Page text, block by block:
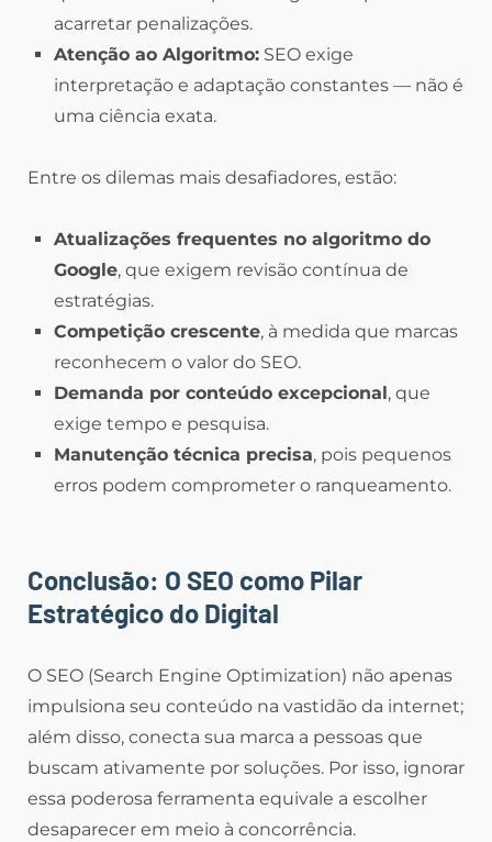
acarretar penalizações.
Atenção ao Algoritmo: SEO exige
interpretação e adaptação constantes — não é
uma ciência exata.
Entre os dilemas mais desafiadores, estão:
Atualizações frequentes no algoritmo do
Google, que exigem revisão contínua de
estratégias.
Competição crescente, à medida que marcas
reconhecem o valor do SEO.
Demanda por conteúdo excepcional , que
exige tempo e pesquisa.
Manutenção técnica precisa, pois pequenos
erros podem comprometer o ranqueamento.
Conclusão: O SEO como Pilar
Estratégico do Digital
O SEO (Search Engine Optimization) não apenas
impulsiona seu conteúdo na vastidão da internet;
além disso, conecta sua marca a pessoas que
buscam ativamente por soluções. Por isso, ignorar
essa poderosa ferramenta equivale a escolher
desaparecer em meio à concorrência.